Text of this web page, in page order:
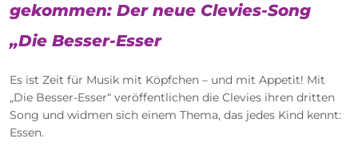
gekommen: Der neue Clevies-Song
„Die Besser-Esser
Es ist Zeit für Musik mit Köpfchen – und mit Appetit! Mit
„Die Besser-Esser“ veröffentlichen die Clevies ihren dritten
Song und widmen sich einem Thema, das jedes Kind kennt:
Essen.